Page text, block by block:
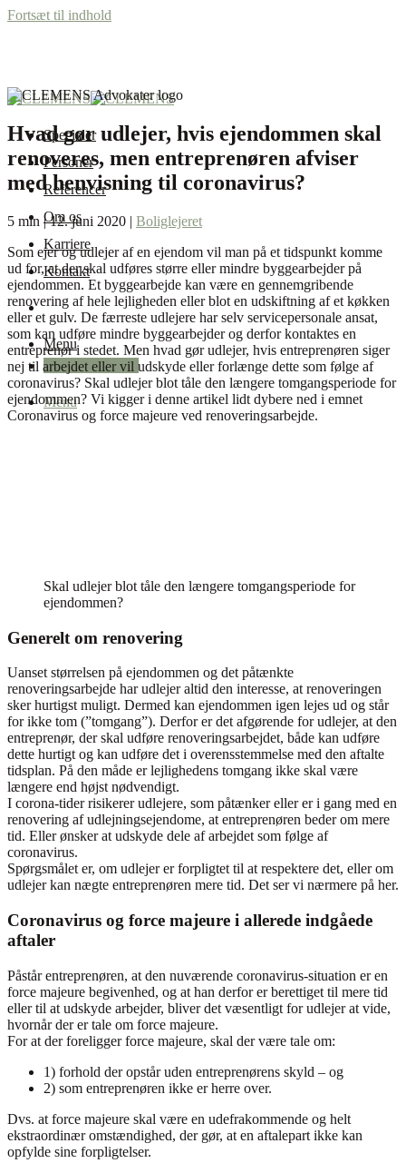
Fortsæt til indhold
Specialer
Personer
Referencer
Om os
Karriere
Kontakt
Menu
+45 87 32 12 50
Menu
Hvad gør udlejer, hvis ejendommen skal
renoveres, men entreprenøren afviser
med henvisning til coronavirus?
5 min | 12. juni 2020 | Boliglejeret
Som ejer og udlejer af en ejendom vil man på et tidspunkt komme
ud for, at der skal udføres større eller mindre byggearbejder på
ejendommen. Et byggearbejde kan være en gennemgribende
renovering af hele lejligheden eller blot en udskiftning af et køkken
eller et gulv. De færreste udlejere har selv servicepersonale ansat,
som kan udføre mindre byggearbejder og derfor kontaktes en
entreprenør i stedet. Men hvad gør udlejer, hvis entreprenøren siger
nej til arbejdet eller vil udskyde eller forlænge dette som følge af
coronavirus? Skal udlejer blot tåle den længere tomgangsperiode for
ejendommen? Vi kigger i denne artikel lidt dybere ned i emnet
Coronavirus og force majeure ved renoveringsarbejde.
Skal udlejer blot tåle den længere tomgangsperiode for
ejendommen?
Generelt om renovering
Uanset størrelsen på ejendommen og det påtænkte
renoveringsarbejde har udlejer altid den interesse, at renoveringen
sker hurtigst muligt. Dermed kan ejendommen igen lejes ud og står
for ikke tom (”tomgang”). Derfor er det afgørende for udlejer, at den
entreprenør, der skal udføre renoveringsarbejdet, både kan udføre
dette hurtigt og kan udføre det i overensstemmelse med den aftalte
tidsplan. På den måde er lejlighedens tomgang ikke skal være
længere end højst nødvendigt.
I corona-tider risikerer udlejere, som påtænker eller er i gang med en
renovering af udlejningsejendome, at entreprenøren beder om mere
tid. Eller ønsker at udskyde dele af arbejdet som følge af
coronavirus.
Spørgsmålet er, om udlejer er forpligtet til at respektere det, eller om
udlejer kan nægte entreprenøren mere tid. Det ser vi nærmere på her.
Coronavirus og force majeure i allerede indgåede
aftaler
Påstår entreprenøren, at den nuværende coronavirus-situation er en
force majeure begivenhed, og at han derfor er berettiget til mere tid
eller til at udskyde arbejder, bliver det væsentligt for udlejer at vide,
hvornår der er tale om force majeure.
For at der foreligger force majeure, skal der være tale om:
1) forhold der opstår uden entreprenørens skyld – og
2) som entreprenøren ikke er herre over.
Dvs. at force majeure skal være en udefrakommende og helt
ekstraordinær omstændighed, der gør, at en aftalepart ikke kan
opfylde sine forpligtelser.